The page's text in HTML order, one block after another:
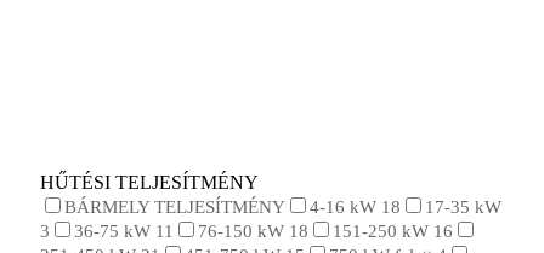
HŰTÉSI TELJESÍTMÉNY
BÁRMELY TELJESÍTMÉNY 4-16 kW 18
17-35 kW
3
36-75 kW 11 76-150 kW 18 151-250 kW 16